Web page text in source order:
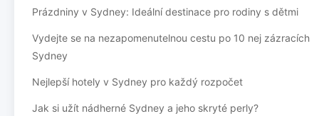
Prázdniny v Sydney: Ideální destinace pro rodiny s dětmi
Vydejte se na nezapomenutelnou cestu po 10 nej zázracích
Sydney
Nejlepší hotely v Sydney pro každý rozpočet
Jak si užít nádherné Sydney a jeho skryté perly?